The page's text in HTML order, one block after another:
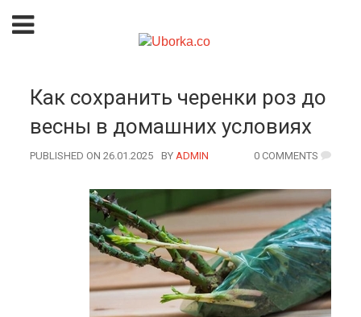
Как сохранить черенки роз до
весны в домашних условиях
PUBLISHED ON 26.01.2025 BY AUTHOR
ADMIN 0 COMMENTS